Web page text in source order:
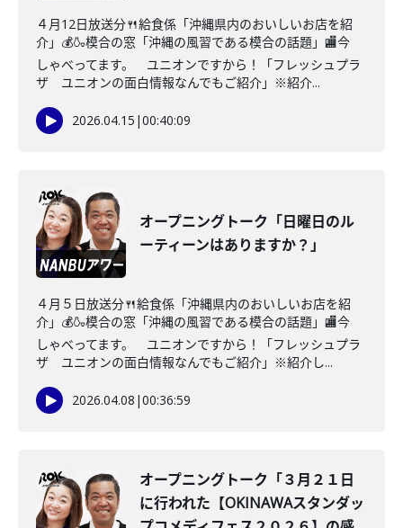
４月12日放送分🍴給食係「沖縄県内のおいしいお店を紹
介」💰🍶模合の窓「沖縄の風習である模合の話題」🏬今
しゃべってます。 ユニオンですから！「フレッシュプラ
ザ ユニオンの面白情報なんでもご紹介」※紹介...
2026.04.15 |00:40:09
オープニングトーク「日曜日のル
ーティーンはありますか？」
４月５日放送分🍴給食係「沖縄県内のおいしいお店を紹
介」💰🍶模合の窓「沖縄の風習である模合の話題」🏬今
しゃべってます。 ユニオンですから！「フレッシュプラ
ザ ユニオンの面白情報なんでもご紹介」※紹介し...
2026.04.08 |00:36:59
オープニングトーク「３月２１日
に行われた【OKINAWAスタンダッ